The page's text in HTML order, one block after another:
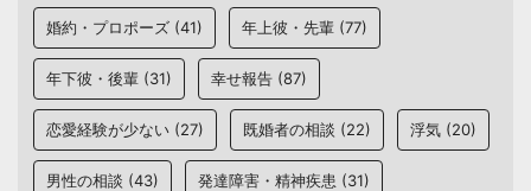
婚約・プロポーズ (41) 年上彼・先輩 (77)
年下彼・後輩 (31) 幸せ報告 (87)
恋愛経験が少ない (27) 既婚者の相談 (22) 浮気 (20)
男性の相談 (43) 発達障害・精神疾患 (31)